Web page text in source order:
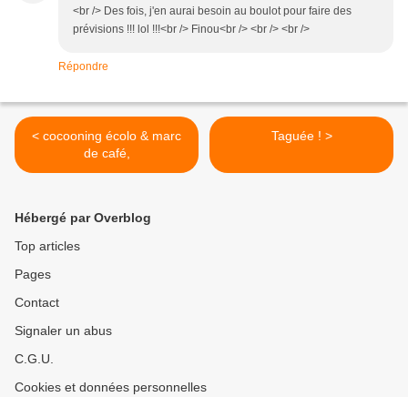
<br /> Des fois, j'en aurai besoin au boulot pour faire des
prévisions !!! lol !!!<br /> Finou<br /> <br /> <br />
Répondre
< cocooning écolo & marc
de café,
Taguée ! >
Hébergé par Overblog
Top articles
Pages
Contact
Signaler un abus
C.G.U.
Cookies et données personnelles